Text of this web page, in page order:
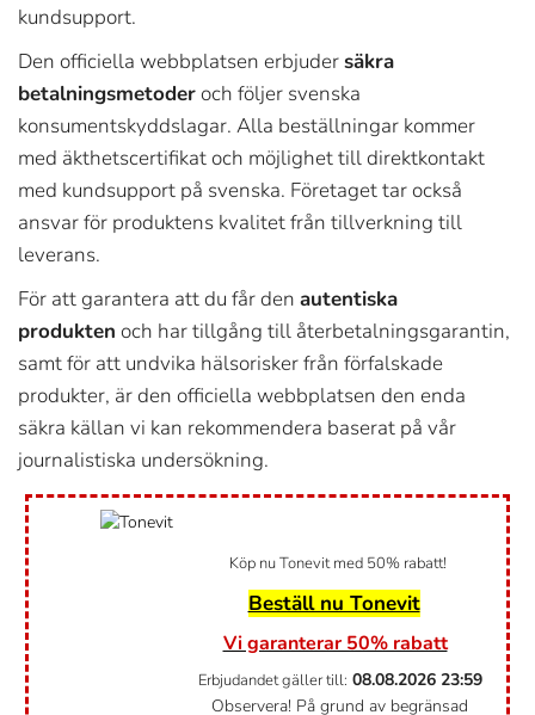
kundsupport.
Den officiella webbplatsen erbjudersäkra
betalningsmetoderoch följer svenska
konsumentskyddslagar. Alla beställningar kommer
med äkthetscertifikat och möjlighet till direktkontakt
med kundsupport på svenska. Företaget tar också
ansvar för produktens kvalitet från tillverkning till
leverans.
För att garantera att du får den autentiska
produkten och har tillgång till återbetalningsgarantin,
samt för att undvika hälsorisker från förfalskade
produkter, är den officiella webbplatsen den enda
säkra källan vi kan rekommendera baserat på vår
journalistiska undersökning.
Köp nu Tonevit med 50% rabatt!
Beställ nu Tonevit
Vi garanterar 50% rabatt
Erbjudandet gäller till: 08.08.2026 23:59
Observera! På grund av begränsad